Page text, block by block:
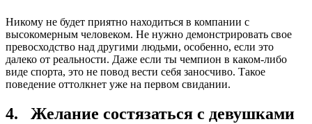
Никому не будет приятно находиться в компании с
высокомерным человеком. Не нужно демонстрировать свое
превосходство над другими людьми, особенно, если это
далеко от реальности. Даже если ты чемпион в каком-либо
виде спорта, это не повод вести себя заносчиво. Такое
поведение оттолкнет уже на первом свидании.
4. Желание состязаться с девушками